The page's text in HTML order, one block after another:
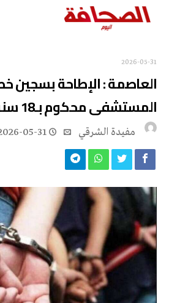
2026-05-31
العاصمة : الإطاحة بسجين
المستشفى محكوم بـ18 سنة سجنًا
مفيدة الشرقي 05-31